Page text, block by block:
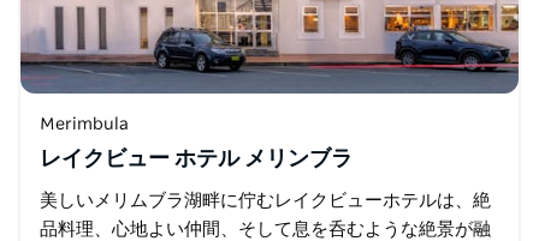
Merimbula
レイクビュー ホテル メリンブラ
美しいメリムブラ湖畔に佇むレイクビューホテルは、絶
品料理、心地よい仲間、そして息を呑むような絶景が融